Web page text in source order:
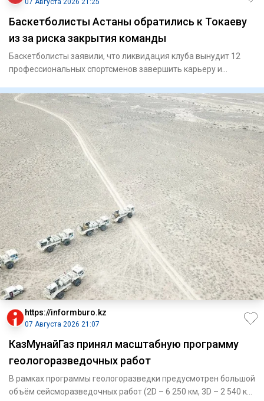
Баскетболисты Астаны обратились к Токаеву
из за риска закрытия команды
Баскетболисты заявили, что ликвидация клуба вынудит 12
профессиональных спортсменов завершить карьеру и
https://informburo.kz
07 Августа 2026 21:07
КазМунайГаз принял масштабную программу
геологоразведочных работ
В рамках программы геологоразведки предусмотрен большой
объём сейсморазведочных работ (2D – 6 250 км, 3D – 2 540 кв.